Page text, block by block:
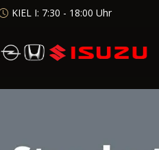
KIEL I: 7:30 - 18:00 Uhr